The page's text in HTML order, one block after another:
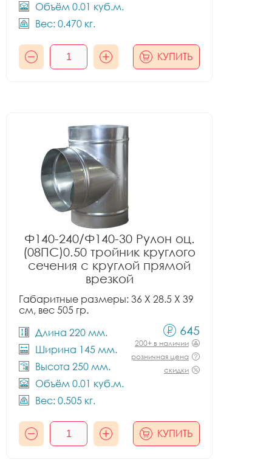
Объём 0.01 куб.м.
Вес: 0.470 кг.
КУПИТЬ
Ф140-240/Ф140-30 Рулон оц.
(08ПС)0.50 тройник круглого
сечения с круглой прямой
врезкой
Габаритные размеры: 36 X 28.5 X 39
см, вес 505 гр.
Длина 220 мм.
Ширина 145 мм.
Высота 250 мм.
Объём 0.01 куб.м.
Вес: 0.505 кг.
645
200+ в наличии
розничная цена
скидки
КУПИТЬ